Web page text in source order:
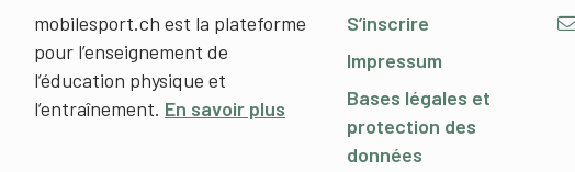
mobilesport.ch est la plateforme
pour l’enseignement de
l’éducation physique et
l’entraînement. En savoir plus
S’inscrire
Impressum
Bases légales et
protection des
données